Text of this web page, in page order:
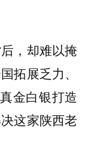
，却难以掩
拓展乏力、
金白银打造
这家陕西老